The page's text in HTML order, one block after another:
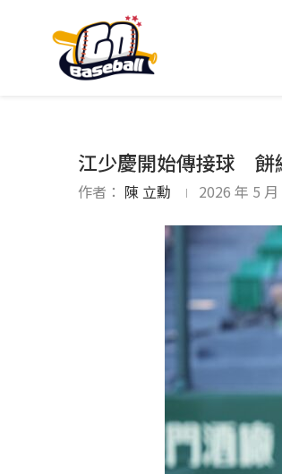
江少慶開始傳接球 餅
作者： 陳 立勳 2026 年 5 月